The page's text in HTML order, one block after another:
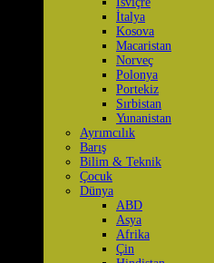
İtalya
Kosova
Macaristan
Norveç
Polonya
Portekiz
Sırbistan
Yunanistan
Ayrımcılık
Barış
Bilim & Teknik
Çocuk
Dünya
ABD
Asya
Afrika
Çin